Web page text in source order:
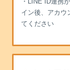
イン後、アカウ
てください